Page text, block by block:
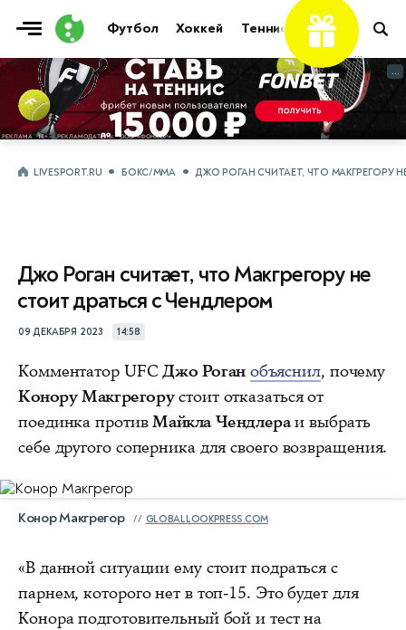
Футбол Хоккей Теннис Бои Прочие
...
...
LIVESPORT.RU БОКС/ММА ДЖО РОГАН СЧИТАЕТ, ЧТО МАКГРЕГОРУ
Джо Роган считает, что Макгрегору не
стоит драться с Чендлером
09 ДЕКАБРЯ 2023 14:58
Комментатор UFCДжо Роган объяснил, почему
Конору Макгрегорустоит отказаться от
поединка противМайкла Чендлераи выбрать
себе другого соперника для своего возвращения.
Конор Макгрегор GLOBALLOOKPRESS.COM
«В данной ситуации ему стоит подраться с
парнем, которого нет в топ-15. Это будет для
Конора подготовительный бой и тест на